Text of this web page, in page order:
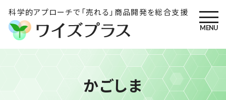
科学的アプローチで「売れる」商品開発を総合支援
ワイズプラス｜鹿児島の特産
品開発・HACCP衛生管理・食
MENU
かごしま